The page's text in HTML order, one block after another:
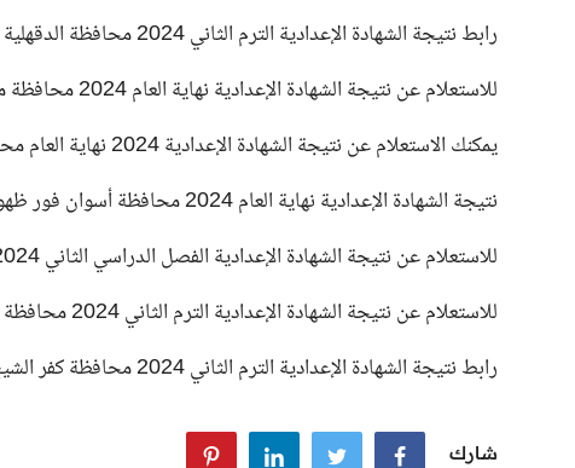
رابط نتيجة الشهادة الإعدادية الترم الثاني 2024 محافظة الدقهلية فور ظهورها .
للاستعلام عن نتيجة الشهادة الإعدادية نهاية العام 2024 محافظة مطروح فور ظهورها .
يمكنك الاستعلام عن نتيجة الشهادة الإعدادية 2024 نهاية العام محافظة دمياط فور ظهورها.
نتيجة الشهادة الإعدادية نهاية العام 2024 محافظة أسوان فور ظهورها.
للاستعلام عن نتيجة الشهادة الإعدادية الفصل الدراسي الثاني 2024 محافظة الأقصر فور ظهورها .
للاستعلام عن نتيجة الشهادة الإعدادية الترم الثاني 2024 محافظة الفيوم فور ظهورها .
رابط نتيجة الشهادة الإعدادية الترم الثاني 2024 محافظة كفر الشيخ فور ظهورها .
شارك